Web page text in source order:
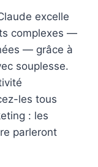
excelle
complexes —
— grâce à
souplesse.
les tous
: les
parleront